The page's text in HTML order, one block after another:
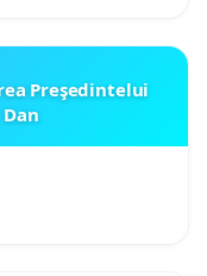
Preşedintelui